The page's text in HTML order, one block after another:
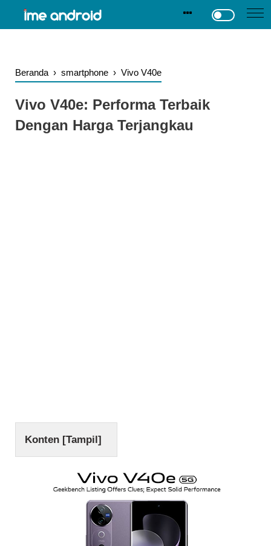
Beranda › smartphone › Vivo V40e
Vivo V40e: Performa Terbaik
Dengan Harga Terjangkau
Konten [Tampil]